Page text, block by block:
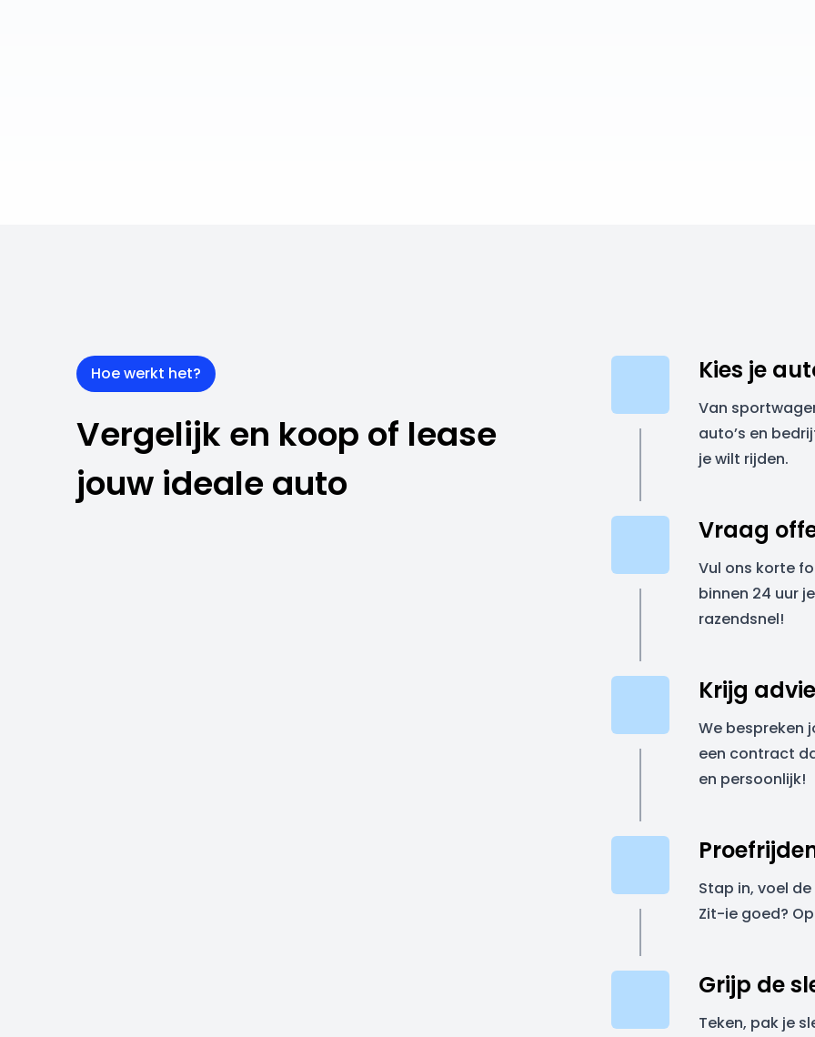
Hoe werkt het?
Vergelijk en koop of lease
jouw ideale auto
Kies je
Van
auto’s en
je wilt rijden.
Vraag
Vul ons korte
binnen 24 uur
razendsnel!
Krijg
We bespreken
een contract
en persoonlijk!
Stap in, voel
Zit-ie goed?
Grijp de
Teken, pak je